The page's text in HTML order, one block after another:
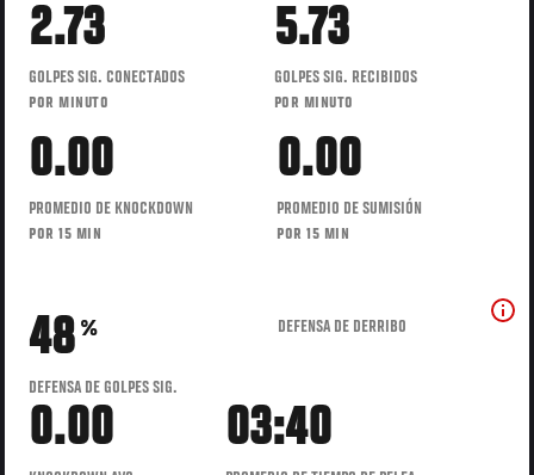
2.73
GOLPES SIG. CONECTADOS
POR MINUTO
5.73
GOLPES SIG. RECIBIDOS
POR MINUTO
0.00
PROMEDIO DE KNOCKDOWN
POR 15 MIN
0.00
PROMEDIO DE SUMISIÓN
POR 15 MIN
48 %
DEFENSA DE GOLPES SIG.
DEFENSA DE DERRIBO
0.00 03:40